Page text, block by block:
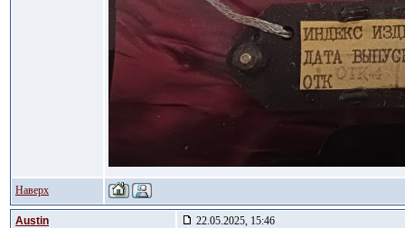
Наверх
Austin 22.05.2025, 15:46